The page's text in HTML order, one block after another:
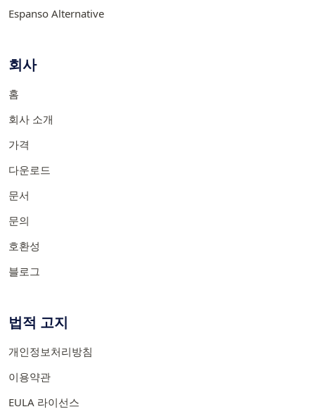
Espanso Alternative
회사
홈
회사 소개
가격
다운로드
문서
문의
호환성
블로그
법적 고지
개인정보처리방침
이용약관
EULA 라이선스